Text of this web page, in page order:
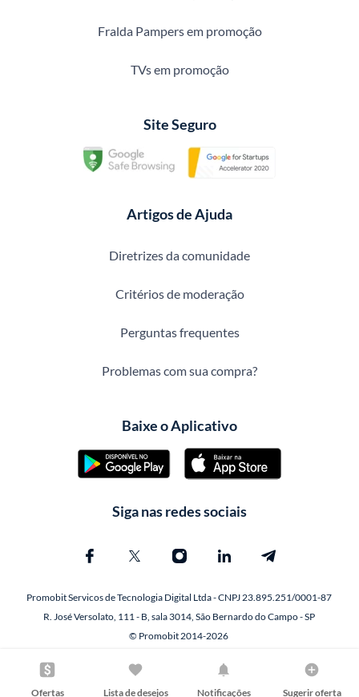
Ofertas Lista de desejos Notificações Sugerir oferta
Fralda Pampers em promoção
TVs em promoção
Site Seguro
Artigos de Ajuda
Diretrizes da comunidade
Critérios de moderação
Perguntas frequentes
Problemas com sua compra?
Baixe o Aplicativo
Siga nas redes sociais
Promobit Servicos de Tecnologia Digital Ltda - CNPJ 23.895.251/0001-87
R. José Versolato, 111 - B, sala 3014, São Bernardo do Campo - SP
© Promobit 2014-2026